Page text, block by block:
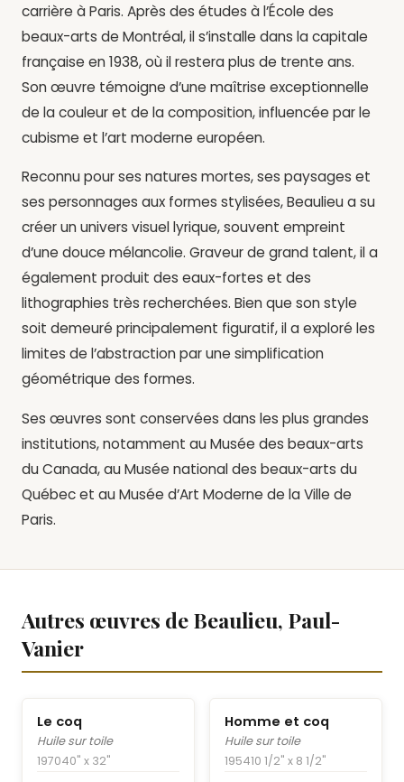
carrière à Paris. Après des études à l’École des
beaux-arts de Montréal, il s’installe dans la capitale
française en 1938, où il restera plus de trente ans.
Son œuvre témoigne d’une maîtrise exceptionnelle
de la couleur et de la composition, influencée par le
cubisme et l’art moderne européen.
Reconnu pour ses natures mortes, ses paysages et
ses personnages aux formes stylisées, Beaulieu a su
créer un univers visuel lyrique, souvent empreint
d’une douce mélancolie. Graveur de grand talent, il a
également produit des eaux-fortes et des
lithographies très recherchées. Bien que son style
soit demeuré principalement figuratif, il a exploré les
limites de l’abstraction par une simplification
géométrique des formes.
Ses œuvres sont conservées dans les plus grandes
institutions, notamment au Musée des beaux-arts
du Canada, au Musée national des beaux-arts du
Québec et au Musée d’Art Moderne de la Ville de
Paris.
Autres œuvres de Beaulieu, Paul-
Vanier
Le coq
Huile sur toile
197040" x 32"
Homme et coq
Huile sur toile
195410 1/2" x 8 1/2"